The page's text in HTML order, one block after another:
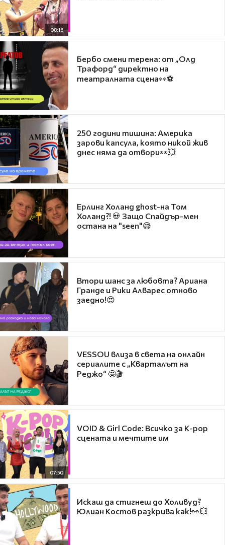
08:16
Бербо смени терена: от „Олд
Трафорд“ директно на
театралната сцена👀⚽
250 години тишина: Америка
зарови капсула, която никой жив
днес няма да отвори👀💥
Ерлинг Холанд ghost-на Том
Холанд?! 💀 Защо Спайдър-мен
остана на "seen"😅
Втори шанс за любовта? Ариана
Гранде и Рики Алварес отново
заедно!😍
VESSOU влиза в света на онлайн
сериалите с „Кварталът на
Реджо“ 🤩🎬
07:50
VOID & Girl Code: Всичко за K-pop
сцената и мечтите им
Искаш да стигнеш до Холивуд?
Юлиан Костов разкрива как!👀💥